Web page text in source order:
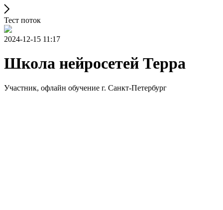
Тест поток
2024-12-15 11:17
Школа нейросетей Терра
Участник, офлайн обучение г. Санкт-Петербург